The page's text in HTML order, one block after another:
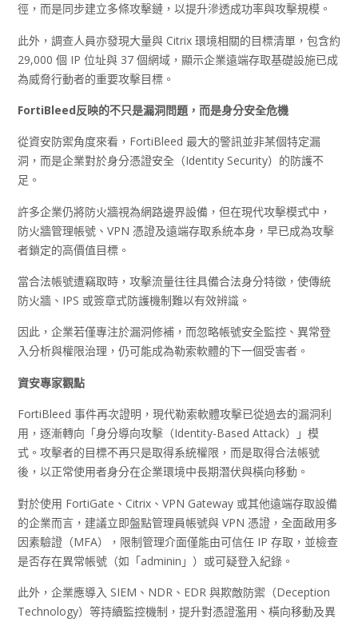
徑，而是同步建立多條攻擊鏈，以提升滲透成功率與攻擊規模。
此外，調查人員亦發現大量與 Citrix 環境相關的目標清單，包含約
29,000 個 IP 位址與 37 個網域，顯示企業遠端存取基礎設施已成
為威脅行動者的重要攻擊目標。
FortiBleed反映的不只是漏洞問題，而是身分安全危機
從資安防禦角度來看，FortiBleed 最大的警訊並非某個特定漏
洞，而是企業對於身分憑證安全（Identity Security）的防護不
足。
許多企業仍將防火牆視為網路邊界設備，但在現代攻擊模式中，
防火牆管理帳號、VPN 憑證及遠端存取系統本身，早已成為攻擊
者鎖定的高價值目標。
當合法帳號遭竊取時，攻擊流量往往具備合法身分特徵，使傳統
防火牆、IPS 或簽章式防護機制難以有效辨識。
因此，企業若僅專注於漏洞修補，而忽略帳號安全監控、異常登
入分析與權限治理，仍可能成為勒索軟體的下一個受害者。
資安專家觀點
FortiBleed 事件再次證明，現代勒索軟體攻擊已從過去的漏洞利
用，逐漸轉向「身分導向攻擊（Identity-Based Attack）」模
式。攻擊者的目標不再只是取得系統權限，而是取得合法帳號
後，以正常使用者身分在企業環境中長期潛伏與橫向移動。
對於使用 FortiGate、Citrix、VPN Gateway 或其他遠端存取設備
的企業而言，建議立即盤點管理員帳號與 VPN 憑證，全面啟用多
因素驗證（MFA），限制管理介面僅能由可信任 IP 存取，並檢查
是否存在異常帳號（如「adminin」）或可疑登入紀錄。
此外，企業應導入 SIEM、NDR、EDR 與欺敵防禦（Deception
Technology）等持續監控機制，提升對憑證濫用、橫向移動及異